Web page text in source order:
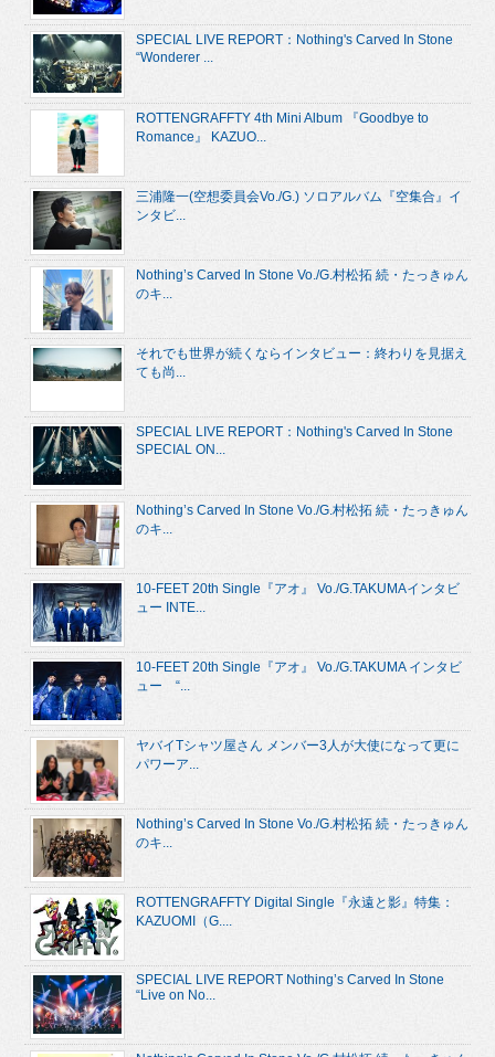
SPECIAL LIVE REPORT：Nothing's Carved In Stone
“Wonderer ...
ROTTENGRAFFTY 4th Mini Album 『Goodbye to
Romance』 KAZUO...
三浦隆一(空想委員会Vo./G.) ソロアルバム『空集合』イ
ンタビ...
Nothing’s Carved In Stone Vo./G.村松拓 続・たっきゅん
のキ...
それでも世界が続くならインタビュー：終わりを見据え
ても尚...
SPECIAL LIVE REPORT：Nothing's Carved In Stone
SPECIAL ON...
Nothing’s Carved In Stone Vo./G.村松拓 続・たっきゅん
のキ...
10-FEET 20th Single『アオ』 Vo./G.TAKUMAインタビ
ュー INTE...
10-FEET 20th Single『アオ』 Vo./G.TAKUMA インタビ
ュー “...
ヤバイTシャツ屋さん メンバー3人が大使になって更に
パワーア...
Nothing’s Carved In Stone Vo./G.村松拓 続・たっきゅん
のキ...
ROTTENGRAFFTY Digital Single『永遠と影』特集：
KAZUOMI（G....
SPECIAL LIVE REPORT Nothing’s Carved In Stone
“Live on No...